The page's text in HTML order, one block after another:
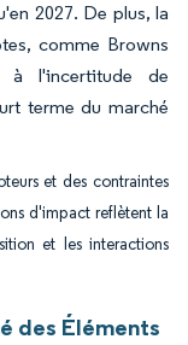
2027. De plus, la
comme Browns
à l'incertitude de
terme du marché
et des contraintes
d'impact reflètent la
et les interactions
des Éléments